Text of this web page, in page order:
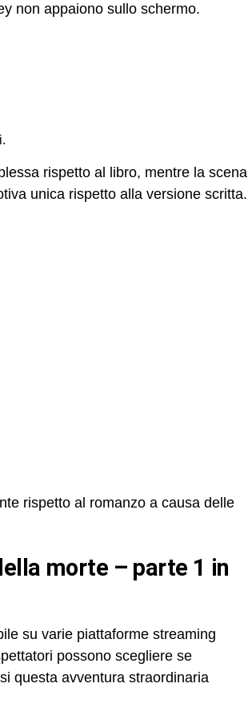
non appaiono sullo schermo.
rispetto al libro, mentre la scena
unica rispetto alla versione scritta.
rispetto al romanzo a causa delle
su varie piattaforme streaming
possono scegliere se
questa avventura straordinaria